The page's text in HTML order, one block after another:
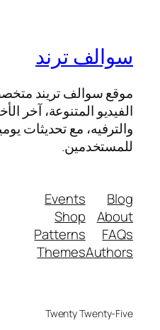
سوالف ترند
موقع سوالف تريند
الفيديو المتنوعة، آخر
والترفيه، مع تحديثات
للمستخدمين.
Blog
About
FAQs
Authors
Events
Shop
Patterns
Themes
Twenty Twenty-Five